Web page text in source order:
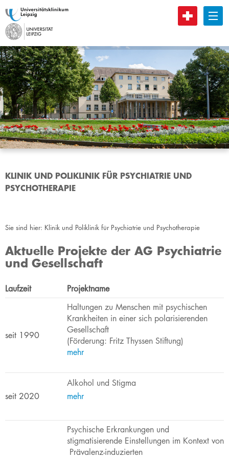
B
KLINIK UND POLIKLINIK FÜR PSYCHIATRIE UND
PSYCHOTHERAPIE
Sie sind hier: Klinik und Poliklinik für Psychiatrie und Psychotherapie
Aktuelle Projekte der AG Psychiatrie
und Gesellschaft
​​​​​​​​​​​​​​​​Laufzeit ​Projektname
​seit 1990
Haltungen zu Menschen mit psychischen
Krankheiten in einer sich polarisierenden
Gesellschaft
(Förderung: Fritz Thyssen Stiftung)
meh​r
​seit 2020
​Alkohol und Stigma
mehr
Psychische Erkrankungen und
stigmatisierende Einstellungen im Kontext von​
Prävalenz-induzierten